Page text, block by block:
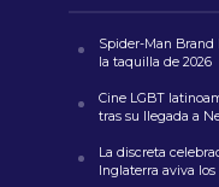
Spider-Man Brand
la taquilla de 2026
Cine LGBT
tras su llegada a
La discreta
Inglaterra aviva